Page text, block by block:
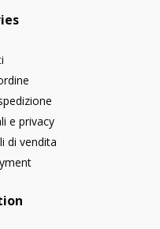
e privacy
di vendita